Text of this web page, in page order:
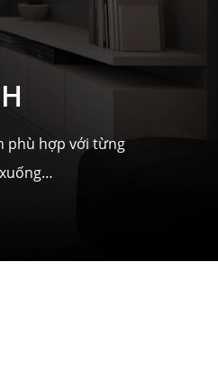
phù hợp với từng